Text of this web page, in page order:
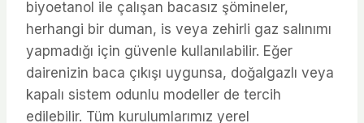
biyoetanol ile çalışan bacasız şömineler,
herhangi bir duman, is veya zehirli gaz salınımı
yapmadığı için güvenle kullanılabilir. Eğer
dairenizin baca çıkışı uygunsa, doğalgazlı veya
kapalı sistem odunlu modeller de tercih
edilebilir. Tüm kurulumlarımız yerel